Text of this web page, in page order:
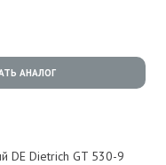
АНАЛОГ
DE Dietrich GT 530-9